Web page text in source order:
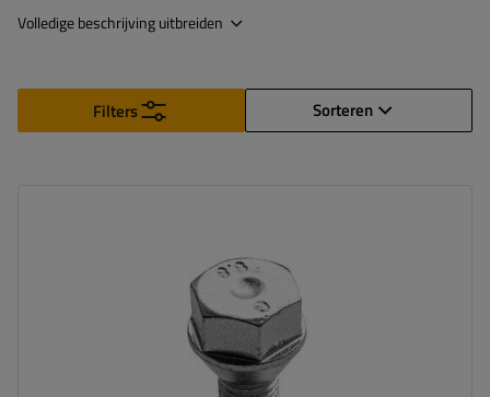
Volledige beschrijving uitbreiden
Sorteren
Filters